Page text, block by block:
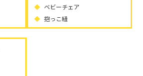
ベビーチェア
抱っこ紐